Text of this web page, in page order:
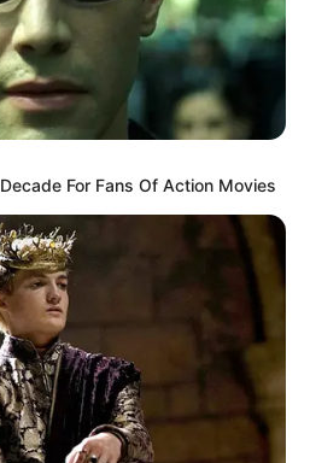
nome dos ingredientes, ou
as coisinhas que você
garrafa: bucha, goma de
diante.
acrescentar no verso uma
e envasado com
mais é do que uma
frases que vêm nos
e data, além dos nomes
com o presente.
For Fans Of Action Movies